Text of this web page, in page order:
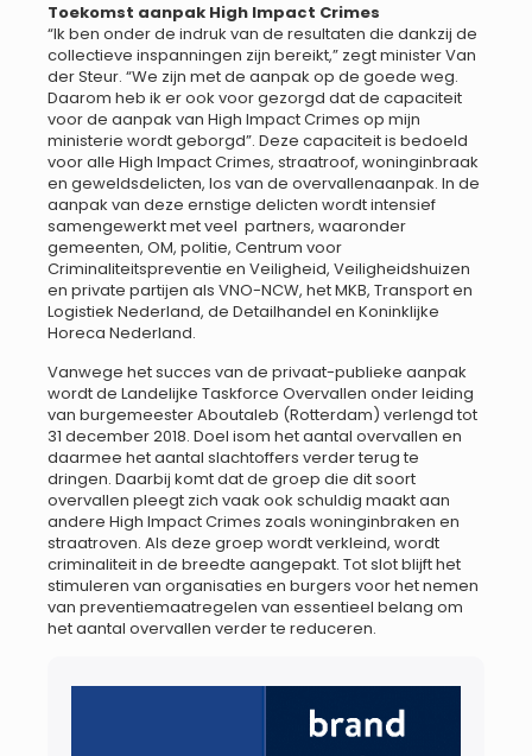
Toekomst aanpak High Impact Crimes
“Ik ben onder de indruk van de resultaten die dankzij de
collectieve inspanningen zijn bereikt,” zegt minister Van
der Steur. “We zijn met de aanpak op de goede weg.
Daarom heb ik er ook voor gezorgd dat de capaciteit
voor de aanpak van High Impact Crimes op mijn
ministerie wordt geborgd”. Deze capaciteit is bedoeld
voor alle High Impact Crimes, straatroof, woninginbraak
en geweldsdelicten, los van de overvallenaanpak. In de
aanpak van deze ernstige delicten wordt intensief
samengewerkt met veel partners, waaronder
gemeenten, OM, politie, Centrum voor
Criminaliteitspreventie en Veiligheid, Veiligheidshuizen
en private partijen als VNO-NCW, het MKB, Transport en
Logistiek Nederland, de Detailhandel en Koninklijke
Horeca Nederland.
Vanwege het succes van de privaat-publieke aanpak
wordt de Landelijke Taskforce Overvallen onder leiding
van burgemeester Aboutaleb (Rotterdam) verlengd tot
31 december 2018. Doel isom het aantal overvallen en
daarmee het aantal slachtoffers verder terug te
dringen. Daarbij komt dat de groep die dit soort
overvallen pleegt zich vaak ook schuldig maakt aan
andere High Impact Crimes zoals woninginbraken en
straatroven. Als deze groep wordt verkleind, wordt
criminaliteit in de breedte aangepakt. Tot slot blijft het
stimuleren van organisaties en burgers voor het nemen
van preventiemaatregelen van essentieel belang om
het aantal overvallen verder te reduceren.